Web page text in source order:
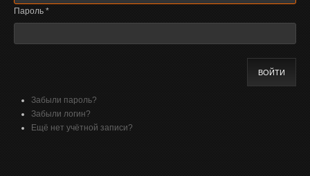
Пароль *
ВОЙТИ
Забыли пароль?
Забыли логин?
Ещё нет учётной записи?